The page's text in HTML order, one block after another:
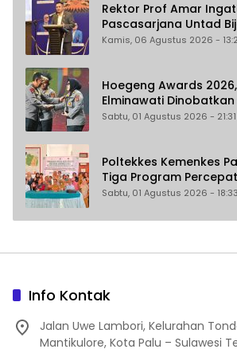
Rektor Prof Amar
Pascasarjana Untad
Akal Imitasi
Kamis, 06 Agustus 2026 -
Hoegeng Awards 2026,
Elminawati
Pelindung Perempuan
Sabtu, 01 Agustus 2026 - 21:31
Poltekkes Kemenkes
Tiga Program
Stunting di Donggala
Sabtu, 01 Agustus 2026 -
Info Kontak
Jalan Uwe Lambori, Kelurahan
Mantikulore, Kota Palu – Sulawesi